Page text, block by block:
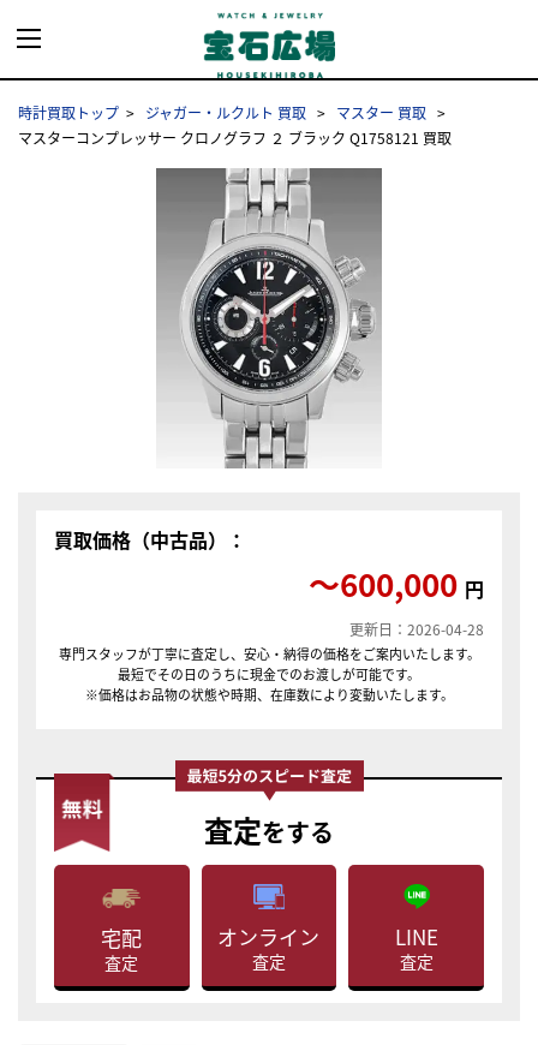
時計買取トップ ジャガー・ルクルト 買取
マスター 買取
マスターコンプレッサー クロノグラフ ２ ブラック Q1758121 買取
買取価格（中古品）：
〜600,000 円
更新日：2026-04-28
専門スタッフが丁寧に査定し、安心・納得の価格をご案内いたします。
最短でその日のうちに現金でのお渡しが可能です。
※価格はお品物の状態や時期、在庫数により変動いたします。
査定をする
宅配
査定
オンライン
査定
LINE
査定